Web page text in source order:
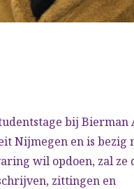
bij Bierman
Nijmegen en is bezig
wil opdoen, zal ze
zittingen en